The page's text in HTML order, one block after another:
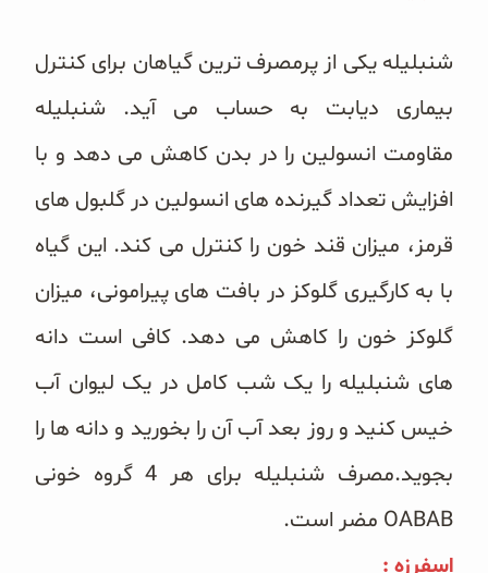
شنبلیله یکی از پرمصرف ترین گیاهان برای کنترل
بیماری دیابت به حساب می آید. شنبلیله
مقاومت انسولین را در بدن کاهش می دهد و با
افزایش تعداد گیرنده های انسولین در گلبول های
قرمز، میزان قند خون را کنترل می کند. این گیاه
با به کارگیری گلوکز در بافت های پیرامونی، میزان
گلوکز خون را کاهش می دهد. کافی است دانه
های شنبلیله را یک شب کامل در یک لیوان آب
خیس کنید و روز بعد آب آن را بخورید و دانه ها را
بجوید.مصرف شنبلیله برای هر 4 گروه خونی
OABAB مضر است.
اسفرزه :